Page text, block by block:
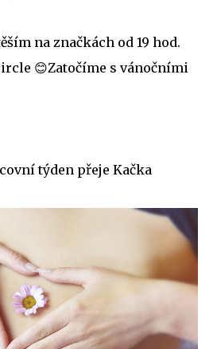
na značkách od 19 hod.
😊Zatočíme s vánočními
týden přeje Kačka